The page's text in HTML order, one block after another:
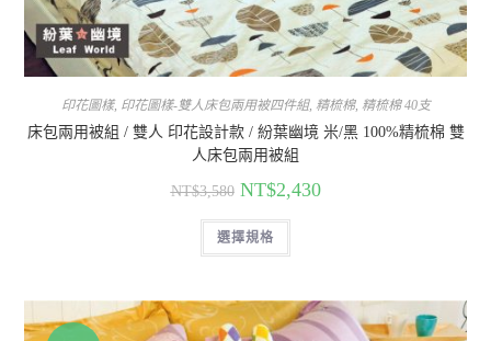
印花圖樣, 印花圖樣-雙人床包兩用被四件組, 精梳棉, 精梳棉 40支
床包兩用被組 / 雙人 印花設計款 / 紛葉幽境 米/黑 100%精梳棉 雙
人床包兩用被組
NT$3,580 NT$2,430
選擇規格